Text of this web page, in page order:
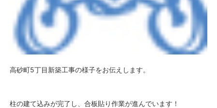
高砂町5丁目新築工事の様子をお伝えします。
柱の建て込みが完了し、合板貼り作業が進んでいます！